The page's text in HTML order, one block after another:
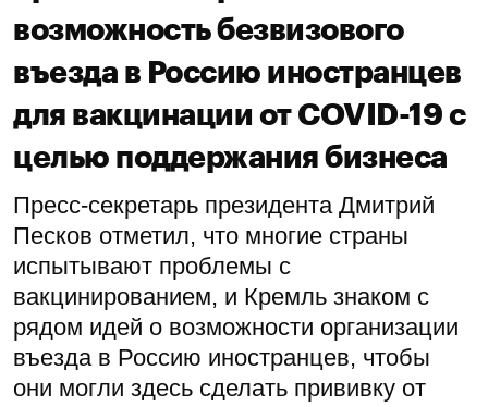
возможность безвизового
въезда в Россию иностранцев
для вакцинации от COVID-19 с
целью поддержания бизнеса
Пресс-секретарь президента Дмитрий
Песков отметил, что многие страны
испытывают проблемы с
вакцинированием, и Кремль знаком с
рядом идей о возможности организации
въезда в Россию иностранцев, чтобы
они могли здесь сделать прививку от